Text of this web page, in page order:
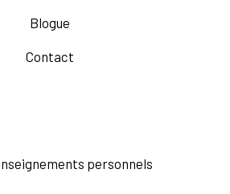
Blogue
Contact
personnels